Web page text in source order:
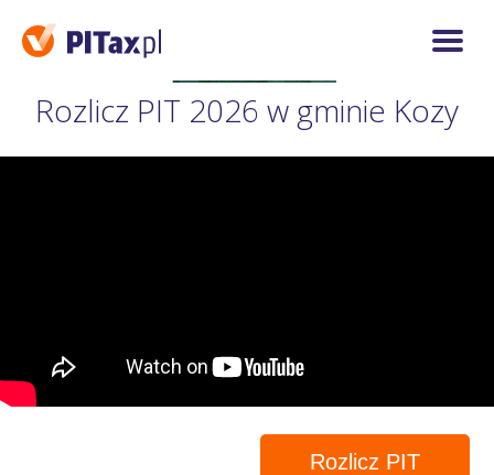
Rozlicz PIT 2026 w gminie Kozy
Rozlicz PIT